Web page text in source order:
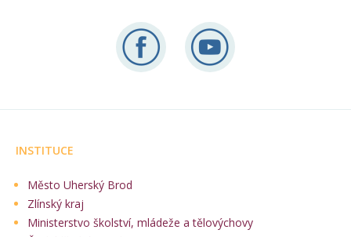
INSTITUCE
Město Uherský Brod
Zlínský kraj
Ministerstvo školství, mládeže a tělovýchovy